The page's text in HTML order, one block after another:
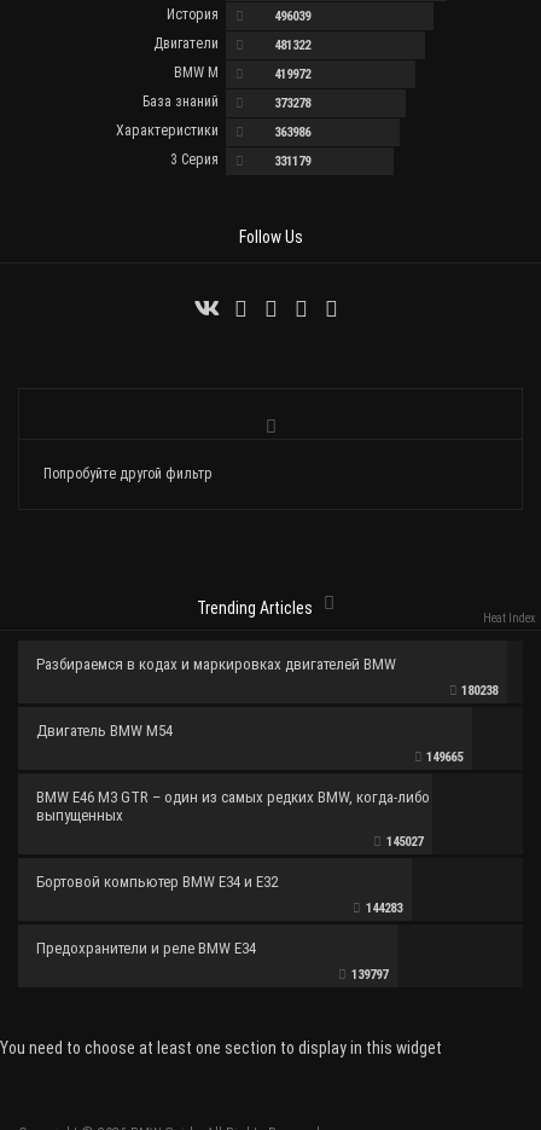
История 496039
Двигатели 481322
BMW M 419972
База знаний 373278
Характеристики 363986
3 Серия 331179
Follow Us
Попробуйте другой фильтр
Trending Articles
Heat Index
Разбираемся в кодах и маркировках двигателей BMW
180238
Двигатель BMW M54
149665
BMW E46 M3 GTR – один из самых редких BMW, когда-либо
выпущенных
145027
Бортовой компьютер BMW E34 и E32
144283
Предохранители и реле BMW E34
139797
You need to choose at least one section to display in this widget